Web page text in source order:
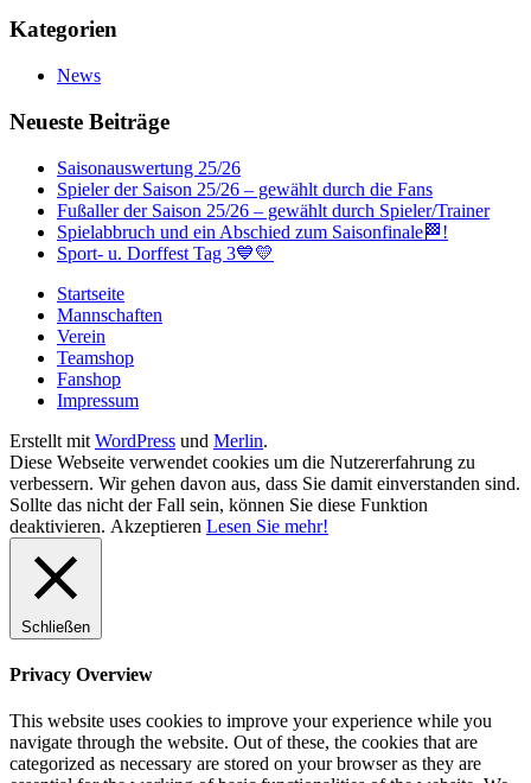
Kategorien
News
Neueste Beiträge
Saisonauswertung 25/26
Spieler der Saison 25/26 – gewählt durch die Fans
Fußaller der Saison 25/26 – gewählt durch Spieler/Trainer
Spielabbruch und ein Abschied zum Saisonfinale🏁!
Sport- u. Dorffest Tag 3💙💛
Startseite
Mannschaften
Verein
Teamshop
Fanshop
Impressum
Erstellt mit WordPress und Merlin.
Diese Webseite verwendet cookies um die Nutzererfahrung zu
verbessern. Wir gehen davon aus, dass Sie damit einverstanden sind.
Sollte das nicht der Fall sein, können Sie diese Funktion
deaktivieren. Akzeptieren Lesen Sie mehr!
Schließen
Privacy Overview
This website uses cookies to improve your experience while you
navigate through the website. Out of these, the cookies that are
categorized as necessary are stored on your browser as they are